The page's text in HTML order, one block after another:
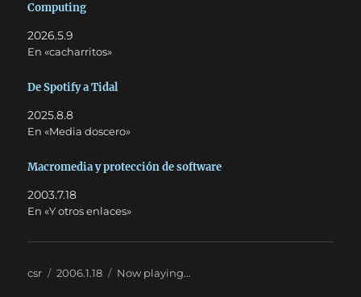
Computing
2026.5.9
En «cacharritos»
De Spotify a Tidal
2025.8.8
En «Media doscero»
Macromedia y protección de software
2003.7.18
En «Y otros enlaces»
Autor
csr
Publicado
2006.1.18 Categorías
Now playing...